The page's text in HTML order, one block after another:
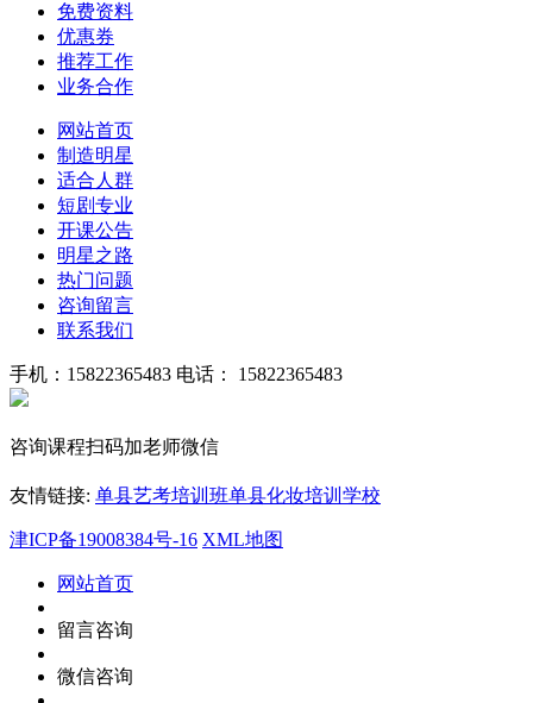
免费资料
优惠券
推荐工作
业务合作
网站首页
制造明星
适合人群
短剧专业
开课公告
明星之路
热门问题
咨询留言
联系我们
手机：15822365483 电话： 15822365483
咨询课程扫码加老师微信
友情链接: 单县艺考培训班单县化妆培训学校
津ICP备19008384号-16 XML地图
网站首页
留言咨询
微信咨询